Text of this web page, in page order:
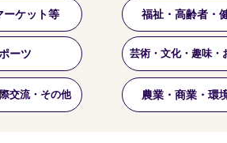
ーケット等
ーツ
交流・その他
福祉・高齢者・
芸術・文化・趣味・
農業・商業・環